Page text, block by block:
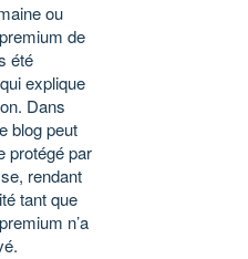
ou
de
été
explique
Dans
blog peut
protégé par
rendant
tant que
n’a